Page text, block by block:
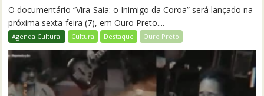
O documentário “Vira-Saia: o Inimigo da Coroa” será lançado na
próxima sexta-feira (7), em Ouro Preto....
Agenda Cultural Cultura Destaque Ouro Preto